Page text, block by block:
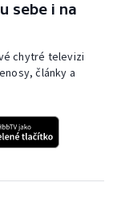
sebe i na
chytré televizi
články a